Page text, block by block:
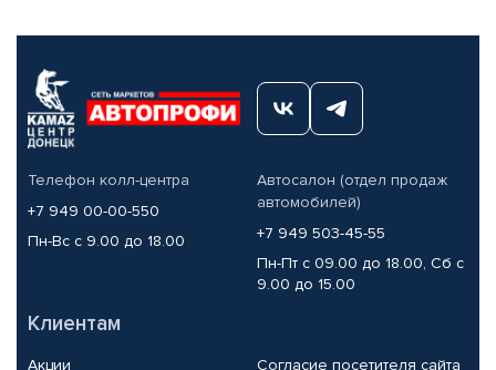
Телефон колл-центра
+7 949 00-00-550
Пн-Вс с 9.00 до 18.00
Автосалон (отдел продаж
автомобилей)
+7 949 503-45-55
Пн-Пт с 09.00 до 18.00, Сб с
9.00 до 15.00
Клиентам
Акции
Согласие посетителя сайта